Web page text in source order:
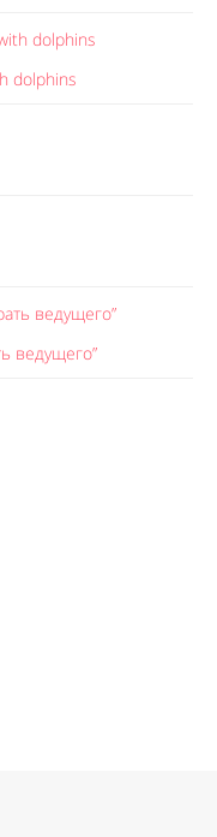
dolphins
ведущего”